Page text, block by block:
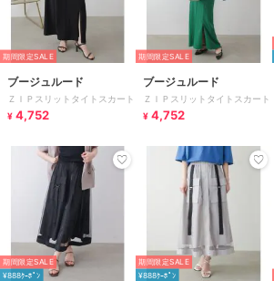
期間限定SALE
ブージュルード
ＺＩＰスリットタイトスカート
¥ 4,752
期間限定SALE
ブージュルード
ＺＩＰスリットタイトスカート
¥ 4,752
期間限定SALE
¥888ｸｰﾎﾟﾝ
期間限定SALE
¥888ｸｰﾎﾟﾝ